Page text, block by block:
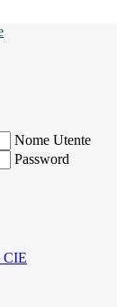
Nome Utente
Password
CIE